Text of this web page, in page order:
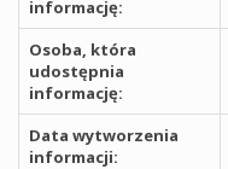
informację:
Osoba, która
udostępnia
informację:
Data wytworzenia
informacji: